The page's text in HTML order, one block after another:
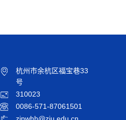
杭州市余杭区福宝巷33
号
310023
0086-571-87061501